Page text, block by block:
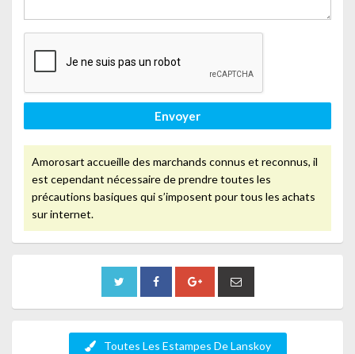
Envoyer
Amorosart accueille des marchands connus et reconnus, il
est cependant nécessaire de prendre toutes les
précautions basiques qui s’imposent pour tous les achats
sur internet.
Toutes Les Estampes De Lanskoy